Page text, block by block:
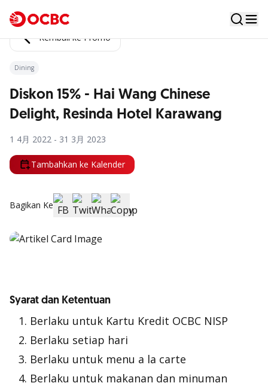
Kembali ke Promo
Dining
Diskon 15% - Hai Wang Chinese
Delight, Resinda Hotel Karawang
1 4月 2022 - 31 3月 2023
Tambahkan ke Kalender
Bagikan Ke
Syarat dan Ketentuan
Berlaku untuk Kartu Kredit OCBC NISP
Berlaku setiap hari
Berlaku untuk menu a la carte
Berlaku untuk makanan dan minuman